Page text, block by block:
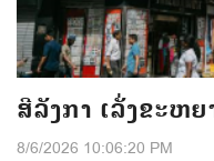
ສີລັງກາ ເລັ່ງຂະຫ
8/6/2026 10:06:20 PM